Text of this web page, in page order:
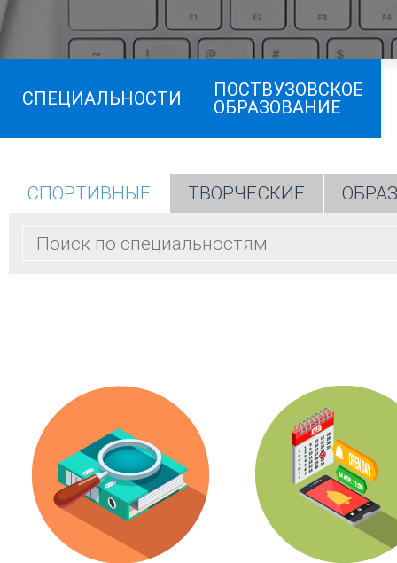
СПЕЦИАЛЬНОСТИ
ПОСТВУЗОВСКОЕ
ОБРАЗОВАНИЕ
СПОРТИВНЫЕ ТВОРЧЕСКИЕ